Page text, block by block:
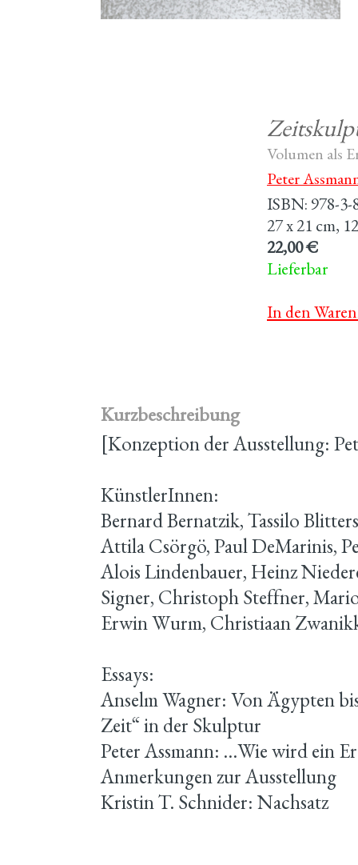
Volumen als
Peter
ISBN: 978-3-
27 x 21 cm,
22,00 €
Lieferbar
In den
Kurzbeschreibung
[Konzeption der Ausstellung:
KünstlerInnen:
Bernard Bernatzik, Tassilo
Attila Csörgö, Paul DeMarinis,
Alois Lindenbauer, Heinz
Signer, Christoph Steffner,
Erwin Wurm, Christiaan
Essays:
Anselm Wagner: Von Ägypten
Zeit“ in der Skulptur
Peter Assmann: …Wie wird ein
Anmerkungen zur Ausstellung
Kristin T. Schnider: Nachsatz